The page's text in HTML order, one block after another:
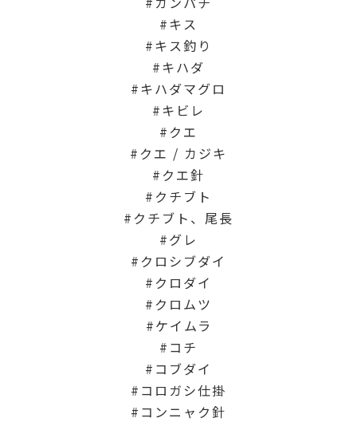
キス
キス釣り
キハダ
キハダマグロ
キビレ
クエ
クエ / カジキ
クエ針
クチブト
クチブト、尾長
グレ
クロシブダイ
クロダイ
クロムツ
ケイムラ
コチ
コブダイ
コロガシ仕掛
コンニャク針